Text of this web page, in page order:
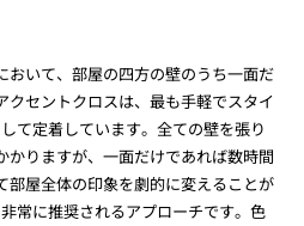
おいて、部屋の四方の壁のうち一面だ
クセントクロスは、最も手軽でスタイ
て定着しています。全ての壁を張り
かりますが、一面だけであれば数時間
部屋全体の印象を劇的に変えることが
常に推奨されるアプローチです。色